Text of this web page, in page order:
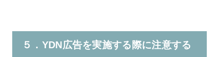
５．YDN広告を実施する際に注意する